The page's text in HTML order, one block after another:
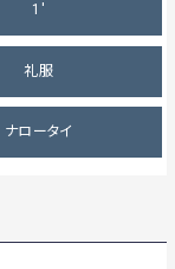
1'
礼服
ナロータイ